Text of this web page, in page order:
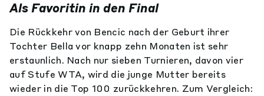
Als Favoritin in den Final
Die Rückkehr von Bencic nach der Geburt ihrer
Tochter Bella vor knapp zehn Monaten ist sehr
erstaunlich. Nach nur sieben Turnieren, davon vier
auf Stufe WTA, wird die junge Mutter bereits
wieder in die Top 100 zurückkehren. Zum Vergleich: